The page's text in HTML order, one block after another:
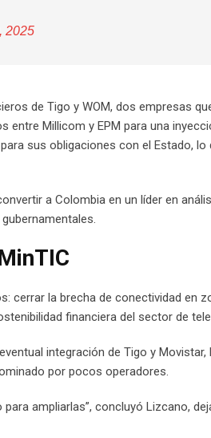
2025
de Tigo y WOM, dos empresas
Millicom y EPM para una
sus obligaciones con el Estado,
a Colombia en un líder en
cerrar la brecha de conectividad en
financiera del sector de
integración de Tigo y
por pocos operadores.
ampliarlas”, concluyó Lizcano,